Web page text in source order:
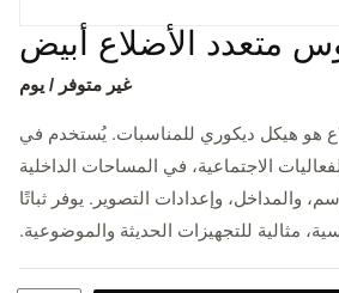
متعدد الأضلاع أبيض
غير متوفر / يوم
هو هيكل ديكوري للمناسبات. يُستخدم في
الاجتماعية، في المساحات الداخلية
والمداخل، وإعدادات التصوير. يوفر ثباتًا
مثالية للتجهيزات الحديثة والموضوعية.